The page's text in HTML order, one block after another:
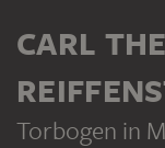
CARL
Torbogen in